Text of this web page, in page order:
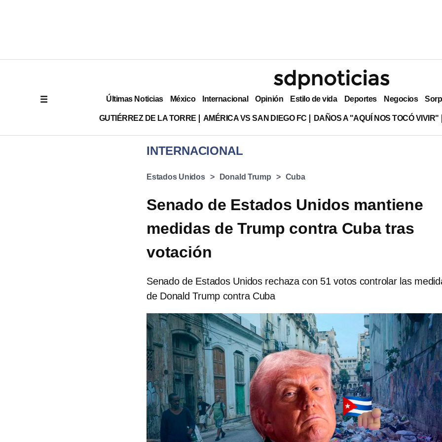
Últimas Noticias México Internacional Opinión Estilo de vida Deportes Negocios
GUTIÉRREZ DE LA TORRE AMÉRICA VS SAN DIEGO FC DAÑOS A "AQUÍ NOS TOCÓ VIVIR"
INTERNACIONAL
Estados Unidos Donald Trump Cuba
Senado de Estados Unidos mantiene
medidas de Trump contra Cuba tras
votación
Senado de Estados Unidos rechaza con 51 votos controlar las
de Donald Trump contra Cuba